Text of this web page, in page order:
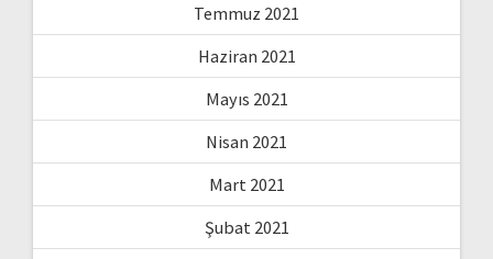
Temmuz 2021
Haziran 2021
Mayıs 2021
Nisan 2021
Mart 2021
Şubat 2021